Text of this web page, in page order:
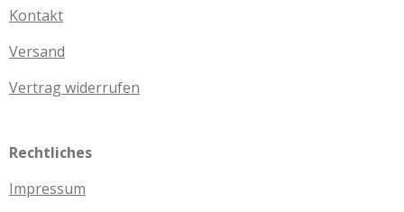
Kontakt
Versand
Vertrag widerrufen
Rechtliches
Impressum